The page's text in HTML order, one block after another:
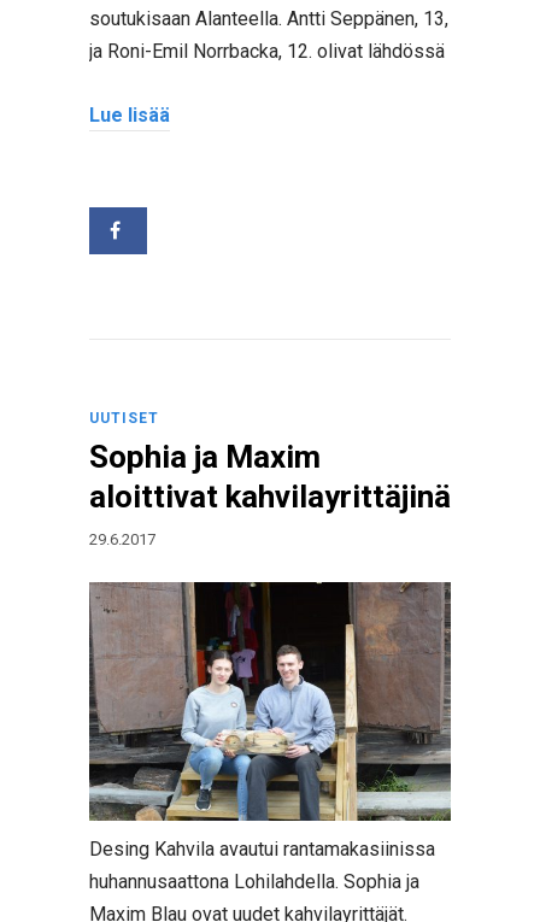
soutukisaan Alanteella. Antti Seppänen, 13,
ja Roni-Emil Norrbacka, 12. olivat lähdössä
Lue lisää
UUTISET
Sophia ja Maxim
aloittivat kahvilayrittäjinä
29.6.2017
Desing Kahvila avautui rantamakasiinissa
huhannusaattona Lohilahdella. Sophia ja
Maxim Blau ovat uudet kahvilayrittäjät.